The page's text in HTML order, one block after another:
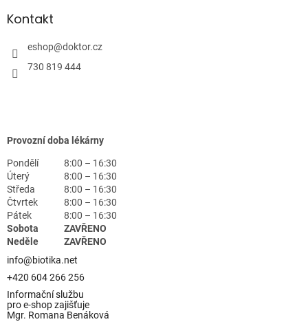
Kontakt
eshop@doktor.cz
730 819 444
Provozní doba lékárny
Pondělí
8:00 – 16:30
Úterý
8:00 – 16:30
Středa
8:00 – 16:30
Čtvrtek
8:00 – 16:30
Pátek
8:00 – 16:30
Sobota
ZAVŘENO
Neděle
ZAVŘENO
info@biotika.net
+420 604 266 256
Informační službu
pro e-shop zajišťuje
Mgr. Romana Benáková